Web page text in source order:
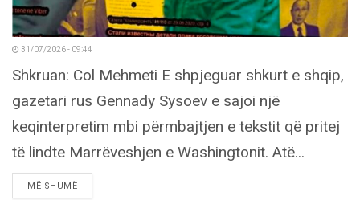
31/07/2026 - 09:44
Shkruan: Col Mehmeti E shpjeguar shkurt e shqip,
gazetari rus Gennady Sysoev e sajoi një
keqinterpretim mbi përmbajtjen e tekstit që pritej
të lindte Marrëveshjen e Washingtonit. Atë...
MË SHUMËDETAILS